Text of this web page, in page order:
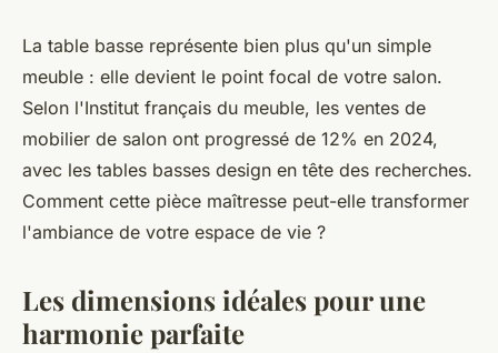
Trouvez la table basse design
qui mettra en valeur votre
salon !
Élise• 8 mars 2026•7 min de lecture
La table basse représente bien plus qu'un simple
meuble : elle devient le point focal de votre salon.
Selon l'Institut français du meuble, les ventes de
mobilier de salon ont progressé de 12% en 2024,
avec les tables basses design en tête des recherches.
Comment cette pièce maîtresse peut-elle transformer
l'ambiance de votre espace de vie ?
Les dimensions idéales pour une
harmonie parfaite